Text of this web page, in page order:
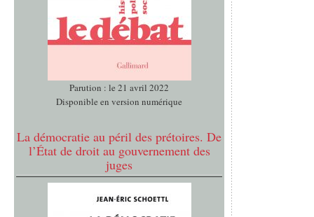
Parution : le 21 avril 2022
Disponible en version numérique
La démocratie au péril des prétoires. De
l’État de droit au gouvernement des
juges